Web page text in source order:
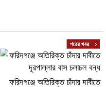
পরের খবর
ফরিদগঞ্জে অতিরিক্ত চাঁদার দাবীতে